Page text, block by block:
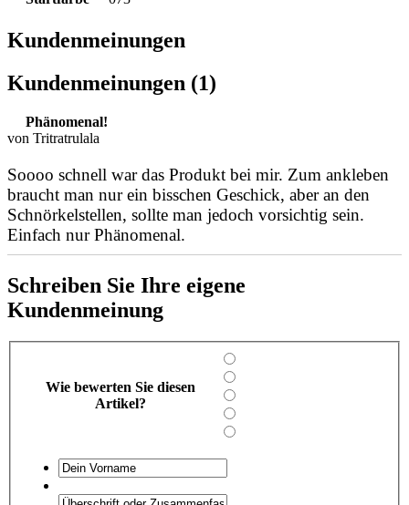
Kundenmeinungen
Kundenmeinungen (1)
Phänomenal!
von Tritratrulala
Soooo schnell war das Produkt bei mir. Zum ankleben
braucht man nur ein bisschen Geschick, aber an den
Schnörkelstellen, sollte man jedoch vorsichtig sein.
Einfach nur Phänomenal.
Schreiben Sie Ihre eigene
Kundenmeinung
Wie bewerten Sie diesen
Artikel?